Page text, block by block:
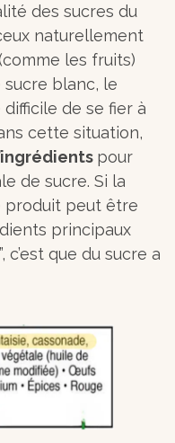
des sucres du
naturellement
les fruits)
sucre blanc, le
de se fier à
cette situation,
pour
de sucre. Si la
produit peut être
principaux
c’est que du sucre a